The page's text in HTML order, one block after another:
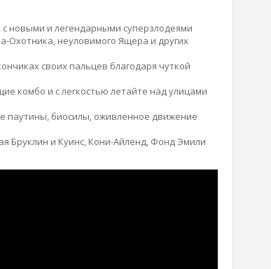
новыми и легендарными суперзлодеями
Охотника, неуловимого Ящера и других
своих пальцев благодаря чуткой
комбо и с легкостью летайте над улицами
паутины, биосилы, оживленное движение
Бруклин и Куинс, Кони-Айленд, Фонд Эмили